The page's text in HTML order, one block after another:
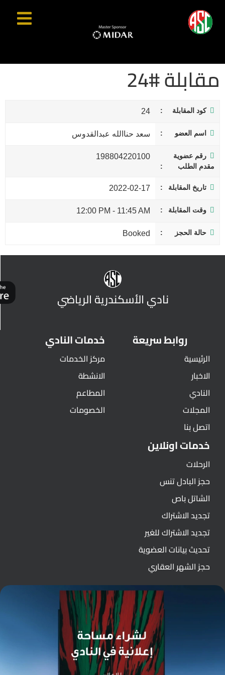
مقابلة #24
كود المقابلة 24
اسم العضو سعد حناالله عبدالقدوس
رقم عضوية
مقدم الطلب
198804220100
تاريخ المقابلة 2022-02-17
وقت المقابلة 11:45 AM
-
12:00 PM
حالة الحجز Booked
نادي الأسكندرية الرياضي
روابط سريعة
الرئيسية
الاخبار
النادي
المجلات
اتصل بنا
خدمات النادي
مركز الخدمات
الانشطة
المطاعم
الخصومات
خدمات اونلاين
الرحلات
حجز البادل تنس
الشاتل باص
تجديد الاشتراك
تجديد الاشتراك للغير
تحديث بيانات العضوية
حجز الشهر العقاري